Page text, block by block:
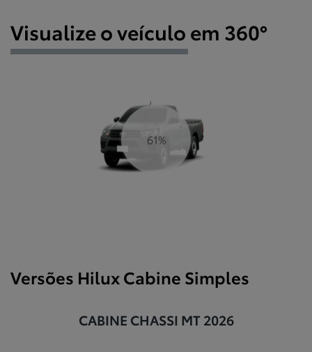
Visualize o veículo em 360°
68%
Versões Hilux Cabine Simples
CABINE CHASSI MT 2026